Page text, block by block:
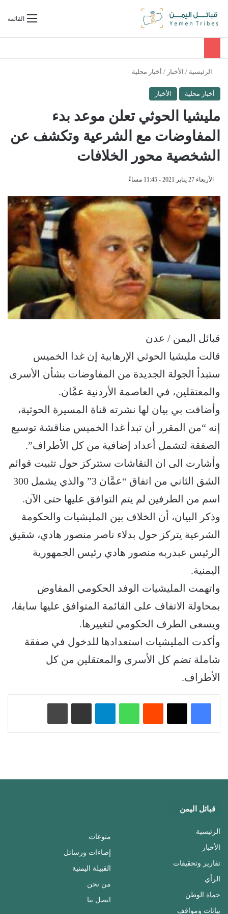
القائمةبحث عن
الرئيسية / الأخبار / أخبار محلية
أخبار محلية الأخبار
مليشيا الحوثي تعلن موعد بدء
المفاوضات مع الشرعية وتكشف عن
الشخصية محور الخلافات
الأربعاء 27 يناير 2021 - 11:45 مساءً
قبائل اليمن / عدن
قالت مليشيا الحوثي الإرهابية إن غدا الخميس
ستبدأ الجولة الجديدة من المفاوضات بشأن الأسرى
والمعتقلين، في العاصمة الأردنية عمَّان.
وأضافت بي بيان لها نشرته قناة المسيرة الحوثية،
إنه “من المقرر أن تبدأ غدا الخميس مناقشة توسيع
الصفقة لتشمل أعداد إضافية من كل الأطراف”.
وأشارت الى ان النقاشات ستتركز حول تثبيت قوائم
الشق الثاني من اتفاق “عمَّان 3” والذي يشمل 300
اسم من الطرفين لم يتم التوافق عليها حتى الآن.
وذكر البيان، أن الخلاف بين المليشيات والحكومة
الشرعية يتركز حول بدلاء ناصر منصور هادي، شقيق
الرئيس عبدربه منصور هادي رئيس الجمهورية
اليمنية.
واتهمت المليشيات الوفد الحكومي المفاوض
بمحاولة الاتفاف على القائمة المتوافق عليها سابقا،
ويسعى الطرف الحكومي لتغييرها.
وأكدت المليشيات استعدادها للدخول في صفقة
شاملة تضم كل الأسرى والمعتقلين من كل
الأطراف.
واتساب تيلقرام
قبائل اليمن
الرئيسية
الأخبار
تقارير وتحقيقات
الرأي
حماة الوطن
بيانات ومواقف
منوعات
إضاءات ورسائل
القبيلة اليمنية
من نحن
اتصل بنا